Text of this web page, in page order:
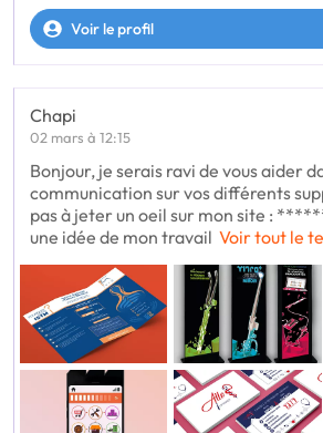
Voir le profil
Chapi
02 mars à 12:15
Bonjour, je serais ravi de vous aider
communication sur vos différents
pas à jeter un oeil sur mon site :
une idée de mon travail Voir tout le